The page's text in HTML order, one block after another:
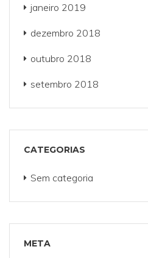
janeiro 2019
dezembro 2018
outubro 2018
setembro 2018
CATEGORIAS
Sem categoria
META